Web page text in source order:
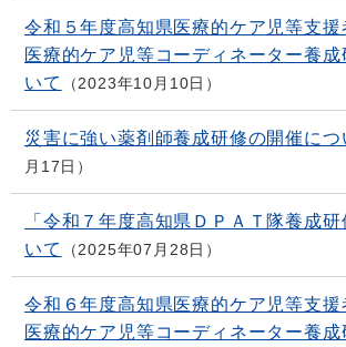
令和５年度高知県医療的ケア児等支
医療的ケア児等コーディネーター養成
いて
2023年10月10日
災害に強い薬剤師養成研修の開催につ
月17日
「令和７年度高知県ＤＰＡＴ隊養成
いて
2025年07月28日
令和６年度高知県医療的ケア児等支
医療的ケア児等コーディネーター養成